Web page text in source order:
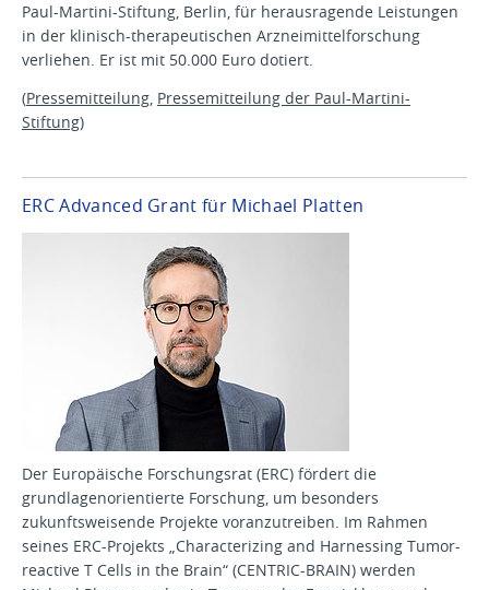
Paul-Martini-Stiftung, Berlin, für herausragende Leistungen
in der klinisch-therapeutischen Arzneimittelforschung
verliehen. Er ist mit 50.000 Euro dotiert.
(Pressemitteilung, Pressemitteilung der Paul-Martini-
Stiftung)
ERC Advanced Grant für Michael Platten
Der Europäische Forschungsrat (ERC) fördert die
grundlagenorientierte Forschung, um besonders
zukunftsweisende Projekte voranzutreiben. Im Rahmen
seines ERC-Projekts „Characterizing and Harnessing Tumor-
reactive T Cells in the Brain“ (CENTRIC-BRAIN) werden